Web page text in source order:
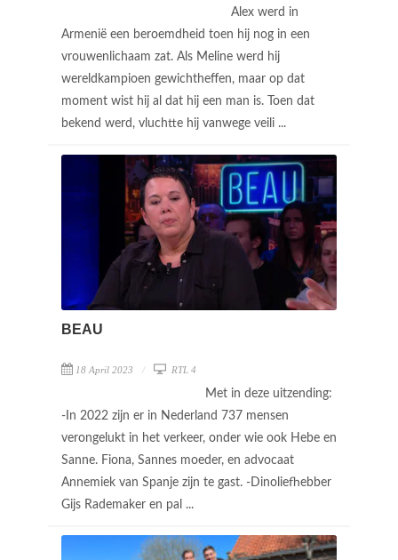
Alex werd in
Armenië een beroemdheid toen hij nog in een
vrouwenlichaam zat. Als Meline werd hij
wereldkampioen gewichtheffen, maar op dat
moment wist hij al dat hij een man is. Toen dat
bekend werd, vluchtte hij vanwege veili ...
BEAU
18 April 2023 RTL 4
Met in deze uitzending:
-In 2022 zijn er in Nederland 737 mensen
verongelukt in het verkeer, onder wie ook Hebe en
Sanne. Fiona, Sannes moeder, en advocaat
Annemiek van Spanje zijn te gast. -Dinoliefhebber
Gijs Rademaker en pal ...